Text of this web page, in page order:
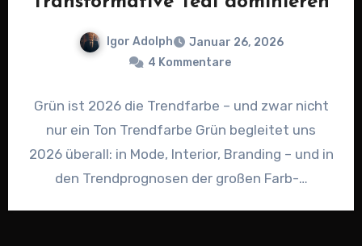
Igor Adolph
Januar 26, 2026
4 Kommentare
Grün ist 2026 die Trendfarbe – und zwar nicht
nur ein Ton Trendfarbe Grün begleitet uns
2026 überall: in Mode, Interior, Branding – und in
den Trendprognosen der großen Farb-…